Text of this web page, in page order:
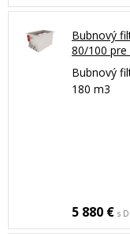
Bubnový
80/100
Bubnový
180 m3
5 880 € s